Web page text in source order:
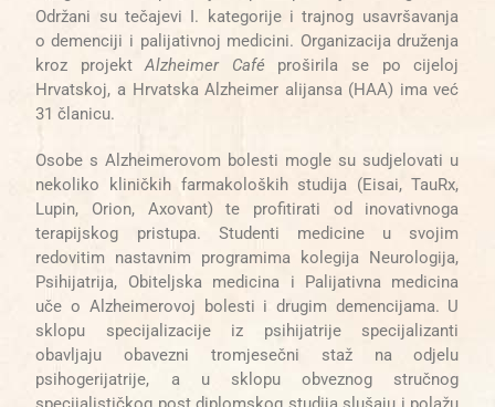
Održani su tečajevi I. kategorije itrajnog usavršavanja
odemenciji i palijativnoj medicini. Organizacija druženja
kroz projektAlzheimer Café proširila se po cijeloj
Hrvatskoj, a Hrvatska Alzheimer alijansa (HAA) ima već
31 članicu.
Osobe s Alzheimerovom bolesti mogle su sudjelovati u
nekoliko kliničkih farmakoloških studija (Eisai, TauRx,
Lupin, Orion, Axovant) te profitirati od inovativnoga
terapijskog pristupa. Studenti medicine u svojim
redovitim nastavnim programima kolegija Neurologija,
Psihijatrija, Obiteljska medicina i Palijativna medicina
uče o Alzheimerovoj bolesti i drugim demencijama. U
sklopu specijalizacije iz psihijatrije specijalizanti
obavljaju obavezni tromjesečni staž na odjelu
psihogerijatrije, a u sklopu obveznog stručnog